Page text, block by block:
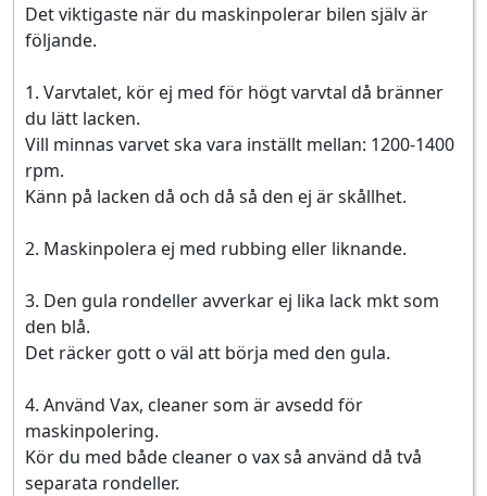
Det viktigaste när du maskinpolerar bilen själv är
följande.
1. Varvtalet, kör ej med för högt varvtal då bränner
du lätt lacken.
Vill minnas varvet ska vara inställt mellan: 1200-1400
rpm.
Känn på lacken då och då så den ej är skållhet.
2. Maskinpolera ej med rubbing eller liknande.
3. Den gula rondeller avverkar ej lika lack mkt som
den blå.
Det räcker gott o väl att börja med den gula.
4. Använd Vax, cleaner som är avsedd för
maskinpolering.
Kör du med både cleaner o vax så använd då två
separata rondeller.